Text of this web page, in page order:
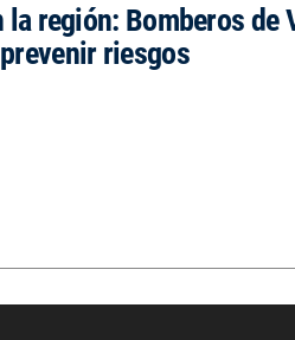
región: Bomberos de
riesgos